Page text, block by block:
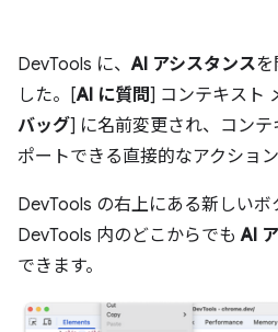
DevTools に、AI アシスタンス
した。[AI に質問] コンテキスト
バッグ] に名前変更され、コン
ポートできる直接的なアクショ
DevTools の右上にある新しいボ
DevTools 内のどこからでもAI
できます。